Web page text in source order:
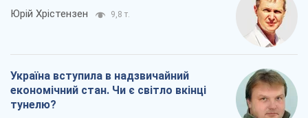
Юрій Хрістензен 9,8 т.
Україна вступила в надзвичайний
економічний стан. Чи є світло вкінці
тунелю?